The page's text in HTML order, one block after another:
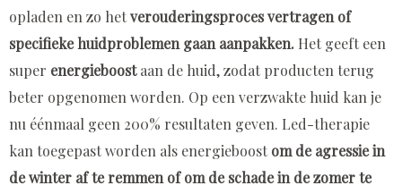
opladen en zo hetverouderingsproces vertragen of
specifieke huidproblemen gaan aanpakken. Het geeft een
super energieboostaan de huid, zodat producten terug
beter opgenomen worden. Op een verzwakte huid kan je
nu éénmaal geen 200% resultaten geven. Led-therapie
kan toegepast worden als energieboost om de agressie in
de winter af te remmen of om de schade in de zomer te